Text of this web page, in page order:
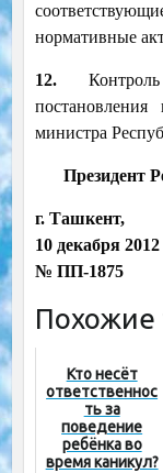
нормативные
12.Контроль
министра
Президент
г. Ташкент,
10 декабря 2012
№ ПП-1875
Похожие
Кто несёт
ответственнос
ть за
поведение
ребёнка во
время каникул?